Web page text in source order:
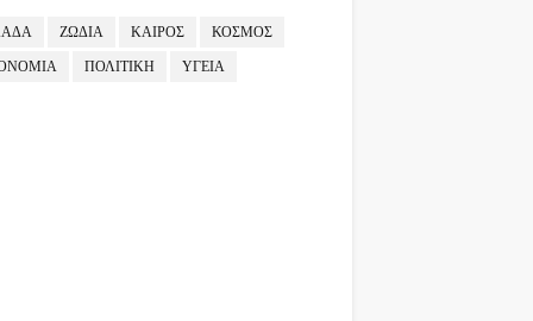
ΖΩΔΙΑ ΚΑΙΡΟΣ ΚΟΣΜΟΣ
ΠΟΛΙΤΙΚΗ ΥΓΕΙΑ